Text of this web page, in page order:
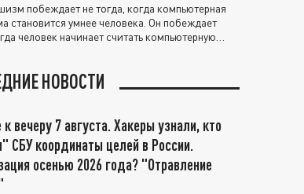
побеждает не тогда, когда компьютерная
становится умнее человека. Он побеждает
человек начинает считать компьютерную
НОВОСТИ
к вечеру 7 августа. Хакеры узнали, кто
СБУ координаты целей в России.
осенью 2026 года? "Отравление